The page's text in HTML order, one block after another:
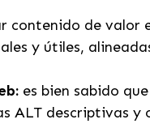
contenido de valor
y útiles,
es bien sabido
ALT descriptivas